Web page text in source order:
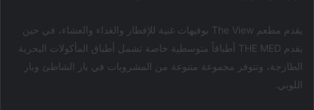
يقدم مطعم The View بوفيهات غنية للإفطار والغداء والعشاء، في حين
يقدم THE MED أطباقاً متوسطية خاصة تشمل أطباق المأكولات البحرية
الطازجة، وتتوفر مجموعة متنوعة من المشروبات في بار الشاطئ وبار
اللوبي.